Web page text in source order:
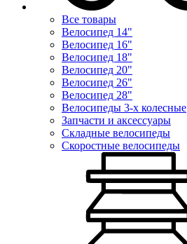
Все товары
Велосипед 14"
Велосипед 16"
Велосипед 18"
Велосипед 20"
Велосипед 26"
Велосипед 28"
Велосипеды 3-х колесные
Запчасти и аксессуары
Складные велосипеды
Скоростные велосипеды